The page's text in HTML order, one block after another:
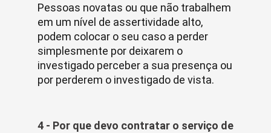
Pessoas novatas ou que não trabalhem
em um nível de assertividade alto,
podem colocar o seu caso a perder
simplesmente por deixarem o
investigado perceber a sua presença ou
por perderem o investigado de vista.
4 - Por que devo contratar o serviço de